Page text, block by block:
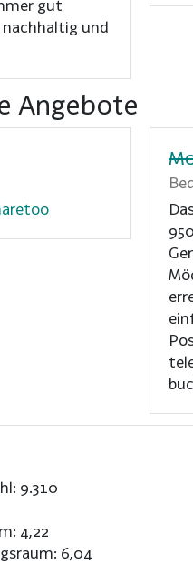
gut
nachhaltig und
Angebote
9.310
4,22
6,04